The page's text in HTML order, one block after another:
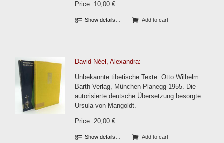
Price: 10,00 €
Show details… Add to cart
David-Néel, Alexandra:
Unbekannte tibetische Texte. Otto Wilhelm
Barth-Verlag, München-Planegg 1955. Die
autorisierte deutsche Übersetzung besorgte
Ursula von Mangoldt.
Price: 20,00 €
Show details… Add to cart